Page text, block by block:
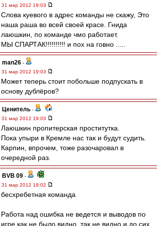
31 мар 2012 19:03
Слова куевого в адрес команды не скажу, Это
наша раша во всей своей красе. Гнида
лаюшкин, по команде чмо работает.
МЫ СПАРТАК!!!!!!!!!! и пох на говно .....
man26 -
31 мар 2012 19:03
Может теперь стоит побольше подпускать в
основу дублёров?
Ценитель -
31 мар 2012 19:03
Лаюшкин пропитерская проститутка.
Пока упыри в Кремле нас так и будут судить.
Карпин, впрочем, тоже разочаровал в
очередной раз.
BVB 09 -
31 мар 2012 19:02
бесхребетная команда
Работа над ошибка не ведется и выводов по
игре как не было видно, так не видно и до сих